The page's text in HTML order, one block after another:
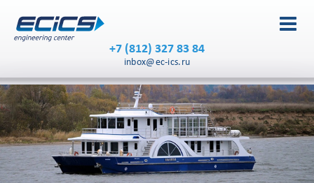
+7 (812) 327 83 84
inbox@ec-ics.ru